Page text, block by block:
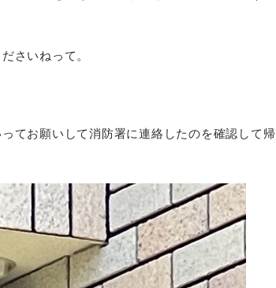
さいねって。
てお願いして消防署に連絡したのを確認して帰